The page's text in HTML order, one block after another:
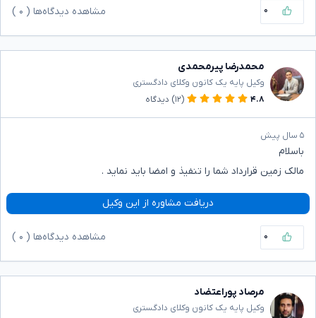
۰ مشاهده دیدگاه‌ها ( ۰
محمدرضا پیرمحمدی
وکیل پایه یک کانون وکلای دادگستری
۴.۸
(۱۲) دیدگاه
۵ سال پیش
باسلام
مالک زمین قرارداد شما را تنفیذ و امضا باید نماید .
دریافت مشاوره از این وکیل
۰ مشاهده دیدگاه‌ها ( ۰
مرصاد پوراعتضاد
وکیل پایه یک کانون وکلای دادگستری